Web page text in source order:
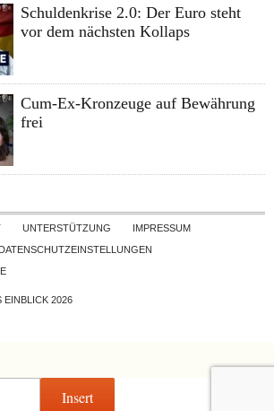
Schuldenkrise 2.0: Der Euro steht
vor dem nächsten Kollaps
Cum-Ex-Kronzeuge auf Bewährung
frei
Skip to content
UNTERSTÜTZUNG
IMPRESSUM
DATENSCHUTZEINSTELLUNGEN
EINBLICK 2026
Insert